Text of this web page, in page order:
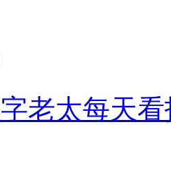
老太每天